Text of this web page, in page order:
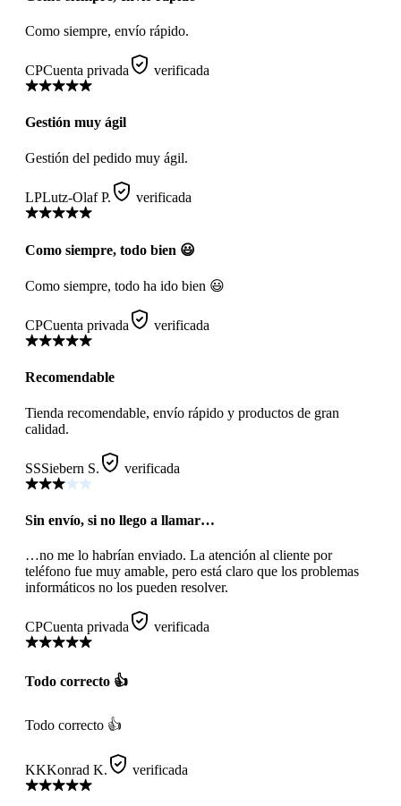
Como siempre, envío rápido.
CPCuenta privada verificada
Gestión muy ágil
Gestión del pedido muy ágil.
LPLutz-Olaf P. verificada
Como siempre, todo bien 😃
Como siempre, todo ha ido bien 😃
CPCuenta privada verificada
Recomendable
Tienda recomendable, envío rápido y productos de gran
calidad.
SSSiebern S. verificada
Sin envío, si no llego a llamar…
…no me lo habrían enviado. La atención al cliente por
teléfono fue muy amable, pero está claro que los problemas
informáticos no los pueden resolver.
CPCuenta privada verificada
Todo correcto 👍
Todo correcto 👍
KKKonrad K. verificada